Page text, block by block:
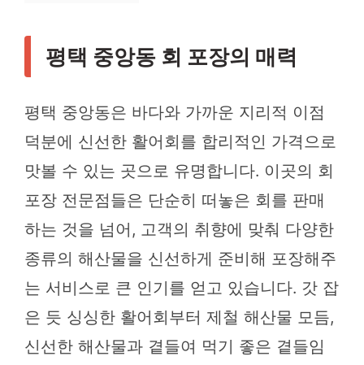
평택 중앙동 회 포장의 매력
평택 중앙동은 바다와 가까운 지리적 이점
덕분에 신선한 활어회를 합리적인 가격으로
맛볼 수 있는 곳으로 유명합니다. 이곳의 회
포장 전문점들은 단순히 떠놓은 회를 판매
하는 것을 넘어, 고객의 취향에 맞춰 다양한
종류의 해산물을 신선하게 준비해 포장해주
는 서비스로 큰 인기를 얻고 있습니다. 갓 잡
은 듯 싱싱한 활어회부터 제철 해산물 모듬,
신선한 해산물과 곁들여 먹기 좋은 곁들임